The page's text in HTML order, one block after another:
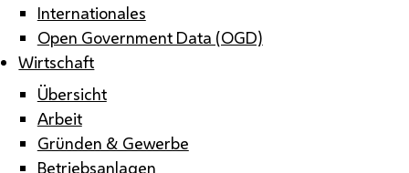
Internationales
Open Government Data (OGD)
Wirtschaft
Übersicht
Arbeit
Gründen & Gewerbe
Betriebsanlagen